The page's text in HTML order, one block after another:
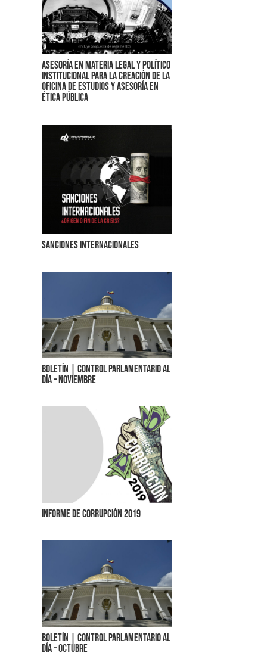
Asesoría en materia legal y político
institucional para la creación de la
Oficina de Estudios y Asesoría en
Ética Pública
Sanciones internacionales
Boletín | Control parlamentario al
día – Noviembre
Informe de corrupción 2019
Boletín | Control parlamentario al
día – Octubre